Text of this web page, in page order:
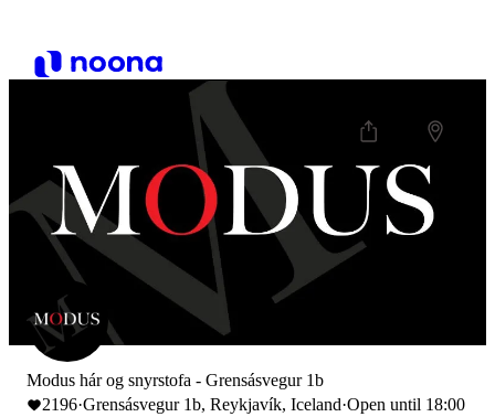
Modus hár og snyrstofa - Grensásvegur 1b
2196·Grensásvegur 1b, Reykjavík, Iceland·Open until 18:00